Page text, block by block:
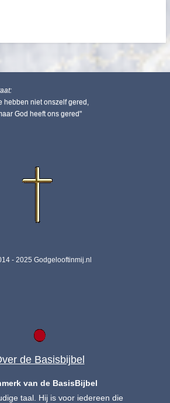
hebben niet onszelf gered,
God heeft ons gered"
- 2025 Godgelooftinmij.nl
de Basisbijbel
van de BasisBijbel
taal. Hij is voor iedereen die